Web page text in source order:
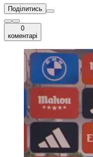
Поділитись
0
коментарі